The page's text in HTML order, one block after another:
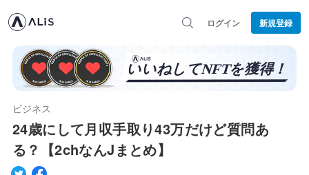
ログイン 新規登録
ビジネス
24歳にして月収手取り43万だけど質問あ
る？【2chなんJまとめ】